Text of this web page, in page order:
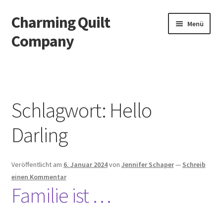
Zur
Navigation
springen
Zum
Inhalt
springen
Charming Quilt
Company
Menü
Blog
Datenschutzbelehrung
Datenschutzerklärung
Impressum
Schlagwort: Hello
Darling
Veröffentlicht am 6. Januar 2024von Jennifer Schaper— Schreib
einen Kommentar
Familie ist …